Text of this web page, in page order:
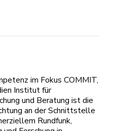
im Fokus COMMIT,
Institut für
und Beratung ist die
an der Schnittstelle
Rundfunk,